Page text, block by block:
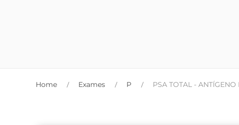
Home Exames P PSA TOTAL - ANTÍGENO